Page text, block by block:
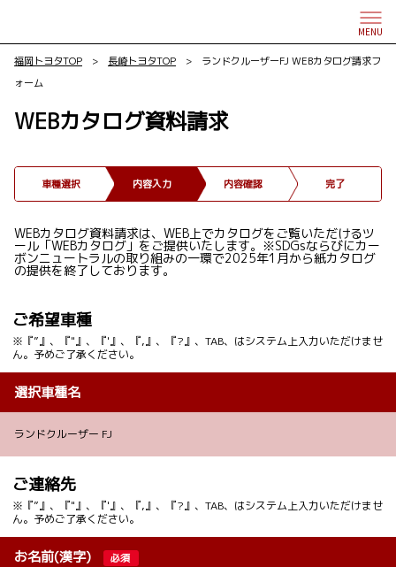
MENU
福岡トヨタTOP > 長崎トヨタTOP > ランドクルーザーFJ WEBカタログ請求フ
ォーム
WEBカタログ資料請求
車種選択 内容入力 内容確認 完了
WEBカタログ資料請求は、WEB上でカタログをご覧いただけるツ
ール「WEBカタログ」をご提供いたします。※SDGsならびにカー
ボンニュートラルの取り組みの一環で2025年1月から紙カタログ
の提供を終了しております。
ご希望車種
※『”』、『"』、『'』、『,』、『?』、TAB、はシステム上入力いただけませ
ん。予めご了承ください。
選択車種名
ランドクルーザー FJ
ご連絡先
※『”』、『"』、『'』、『,』、『?』、TAB、はシステム上入力いただけませ
ん。予めご了承ください。
お名前(漢字) 必須